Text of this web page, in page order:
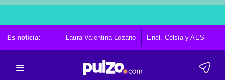
Es noticia: Laura Valentina Lozano Enel, Celsia y AES